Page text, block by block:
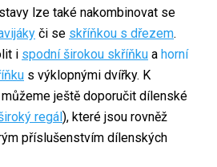
lze také nakombinovat se
či se skříňkou s dřezem.
i spodní širokou skříňku a horní
s výklopnými dvířky. K
ještě doporučit dílenské
regál), které jsou rovněž
příslušenstvím dílenských